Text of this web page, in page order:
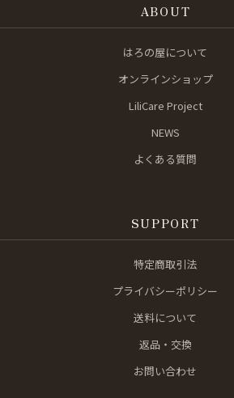
ABOUT
はろの屋について
オンラインショップ
LiliCare Project
NEWS
よくある質問
SUPPORT
特定商取引法
プライバシーポリシー
送料について
返品・交換
お問い合わせ